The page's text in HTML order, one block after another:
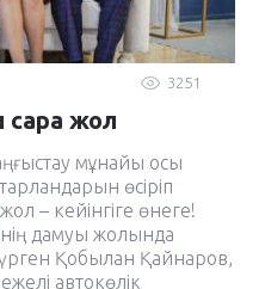
3251
сара жол
мұнайы осы
өсіріп
– кейінгіге өнеге!
дамуы жолында
Қобылан Қайнаров,
автокөлік